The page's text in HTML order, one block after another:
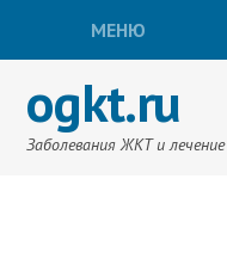
МЕНЮ
ogkt.ru
Заболевания ЖКТ и лечение